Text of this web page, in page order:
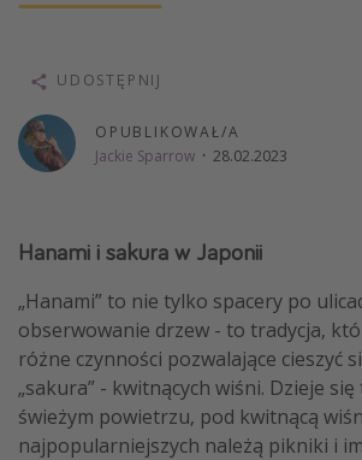
Noclegi z prywatnym jacuzzi w
City Break
Hotele SPA i wellness
Sylwester za granicą
Wyjazdy na Majówkę
Więcej tematów
Newsy, ciekawostki, porady
Najlepsze aplikacje podróżnicze
OPUBLIKOWAŁ/A
Jackie Sparrow · 28.02.2023
UDOSTĘPNIJ
Hanami i sakura w Japonii
„Hanami” to nie tylko spacery po
obserwowanie drzew - to tradycja,
różne czynności pozwalające cieszyć
„sakura” - kwitnących wiśni. Dzieje
świeżym powietrzu, pod kwitnącą
najpopularniejszych należą pikniki i